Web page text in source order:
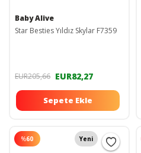
Baby Alive
Star Besties Yıldız Skylar F7359
EUR205,66 EUR82,27
Sepete Ekle
%60 Yeni